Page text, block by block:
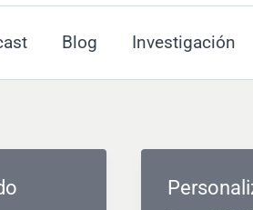
Blog Investigación